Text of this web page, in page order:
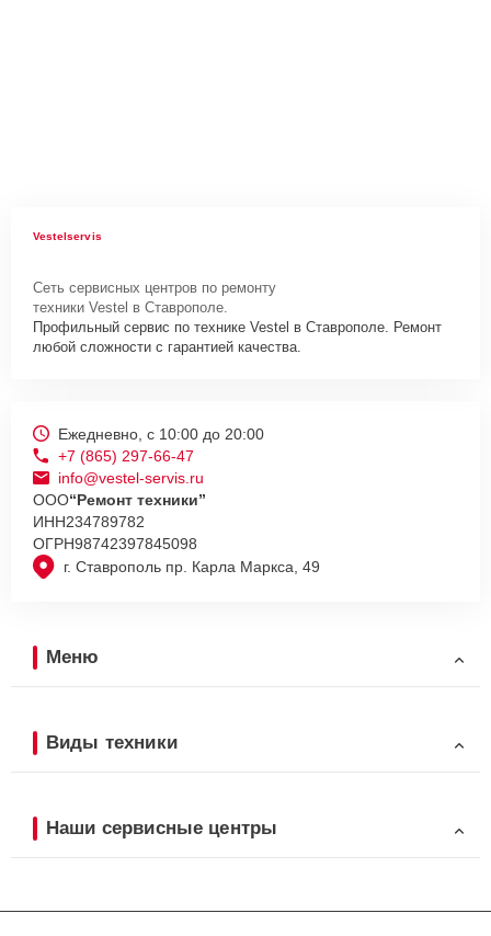
Vestelservis
Сеть сервисных центров по ремонту
техники Vestel в Ставрополе.
Профильный сервис по технике Vestel в Ставрополе. Ремонт
любой сложности с гарантией качества.
г. Ставрополь пр. Карла Маркса, 49
Ежедневно, с 10:00 до 20:00
+7 (865) 297-66-47
info@vestel-servis.ru
ООО“Ремонт техники”
ИНН234789782
ОГРН98742397845098
Меню
Виды техники
Наши сервисные центры